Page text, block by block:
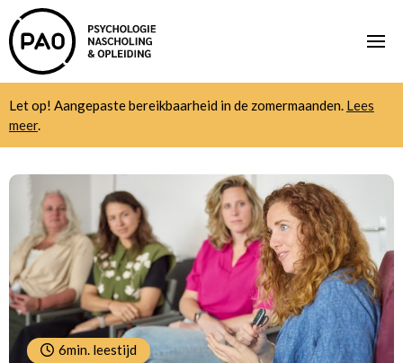
Let op! Aangepaste bereikbaarheid in de zomermaanden. Lees
meer.
6min. leestijd